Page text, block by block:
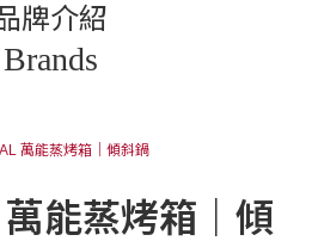
牌介紹
Brands
萬能蒸烤箱｜傾斜鍋
能蒸烤箱｜傾
匯款通知